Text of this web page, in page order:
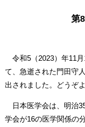
第
令和5（2023）年11
て、急逝された門田守
出されました。どうぞ
日本医学会は、明治
学会が16の医学関係の